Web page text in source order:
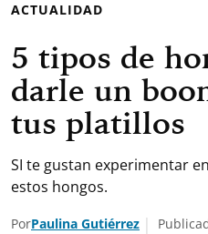
ACTUALIDAD
5 tipos de
darle un
tus platillos
SI te gustan experimentar
estos hongos.
PorPaulina Gutiérrez